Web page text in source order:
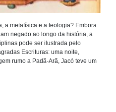
a metafísica e a teologia? Embora
negado ao longo da história, a
pode ser ilustrada pelo
Escrituras: uma noite,
rumo a Padã-Arã, Jacó teve um